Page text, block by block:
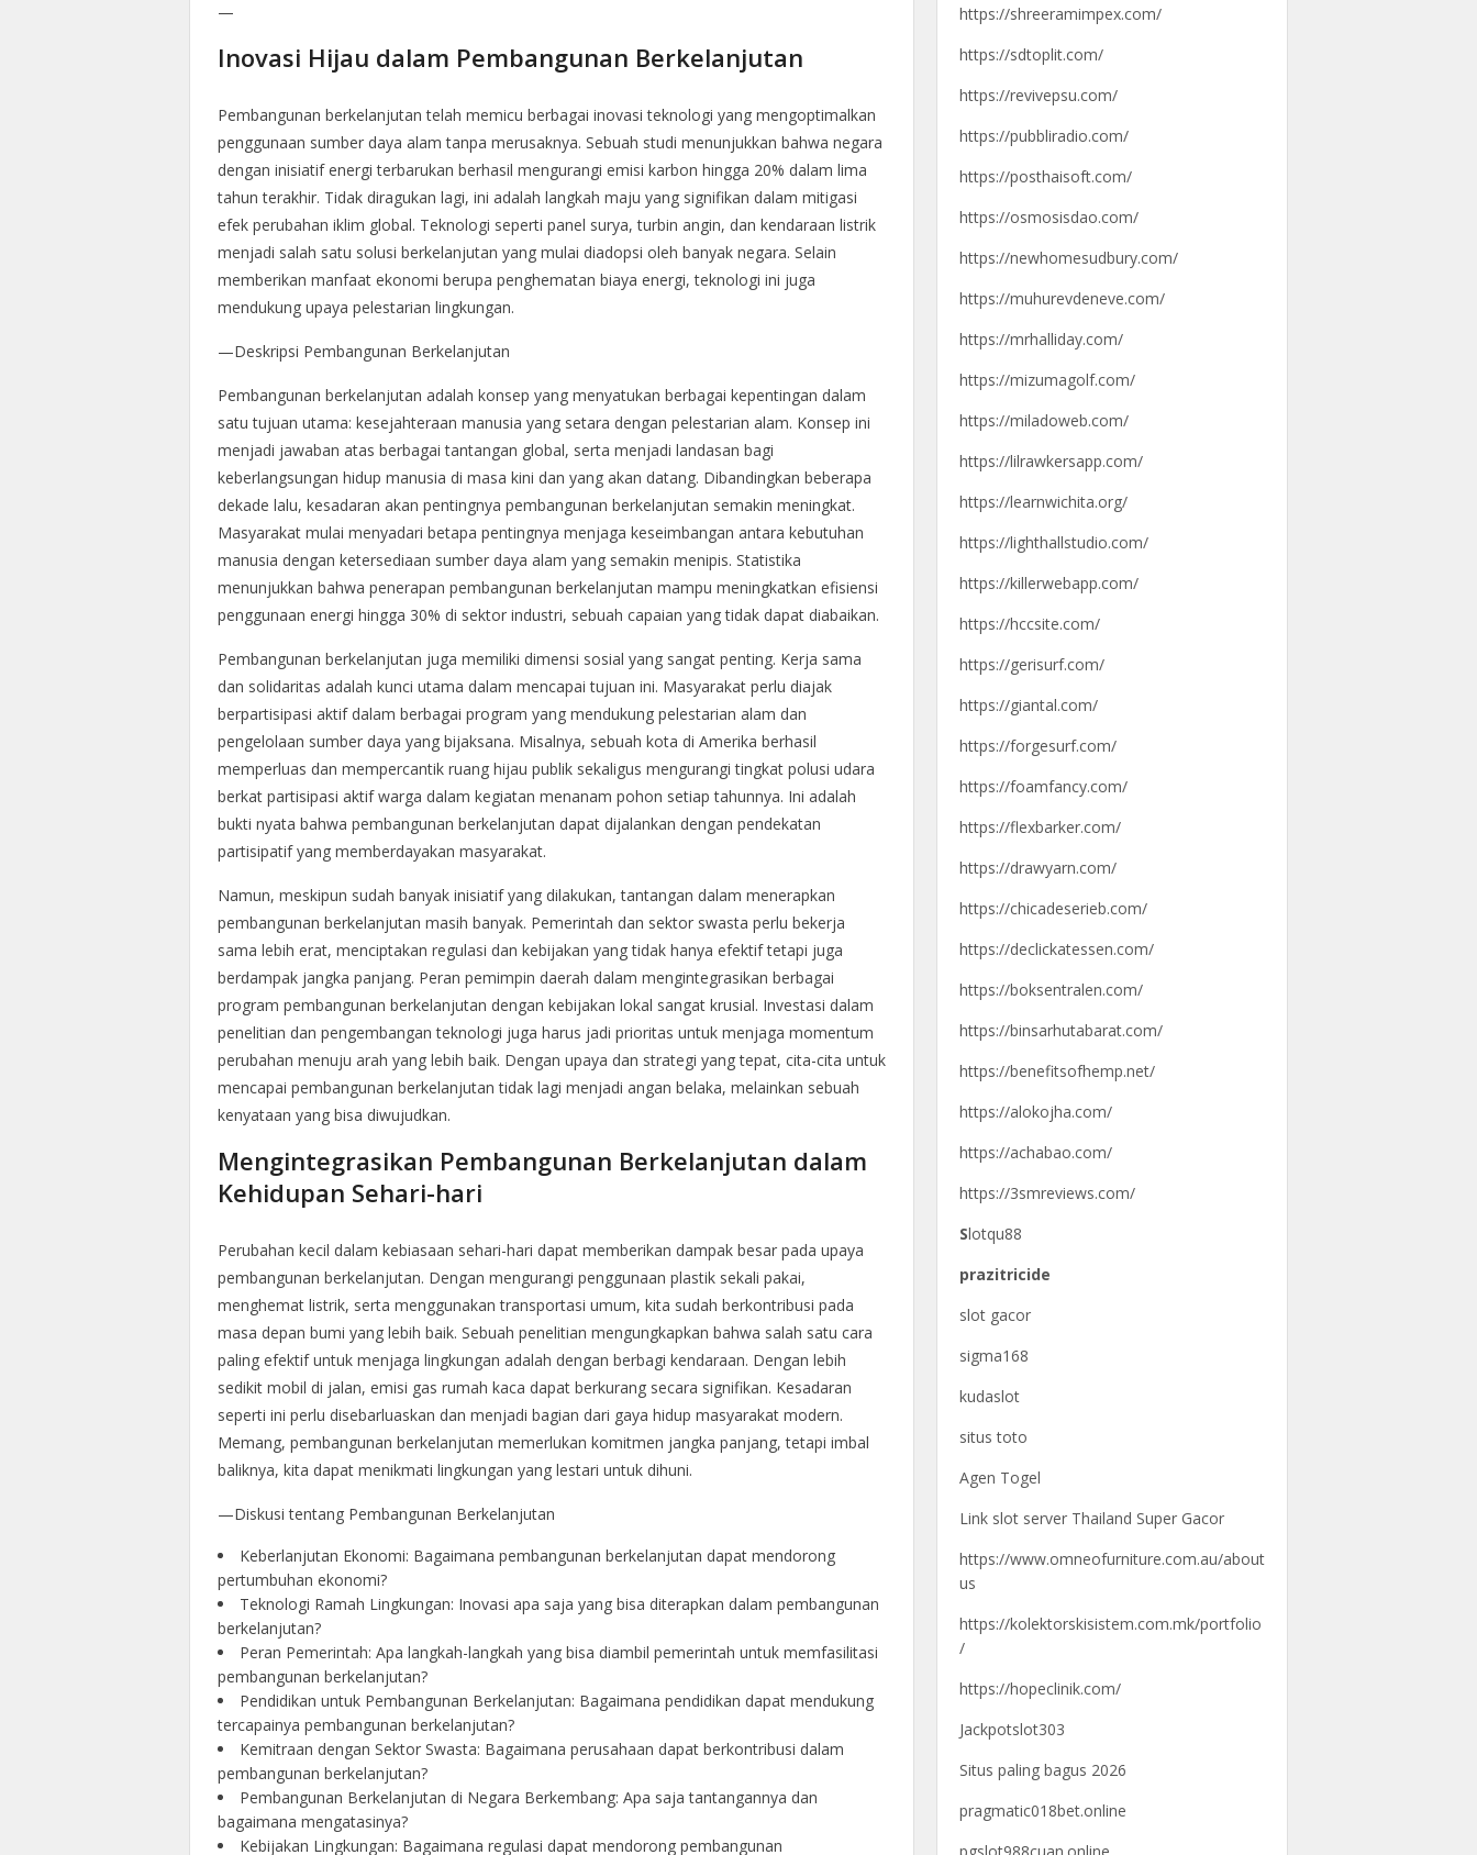
—
Inovasi Hijau dalam Pembangunan Berkelanjutan
Pembangunan berkelanjutan telah memicu berbagai inovasi teknologi yang mengoptimalkan
penggunaan sumber daya alam tanpa merusaknya. Sebuah studi menunjukkan bahwa negara
dengan inisiatif energi terbarukan berhasil mengurangi emisi karbon hingga 20% dalam lima
tahun terakhir. Tidak diragukan lagi, ini adalah langkah maju yang signifikan dalam mitigasi
efek perubahan iklim global. Teknologi seperti panel surya, turbin angin, dan kendaraan listrik
menjadi salah satu solusi berkelanjutan yang mulai diadopsi oleh banyak negara. Selain
memberikan manfaat ekonomi berupa penghematan biaya energi, teknologi ini juga
mendukung upaya pelestarian lingkungan.
—Deskripsi Pembangunan Berkelanjutan
Pembangunan berkelanjutan adalah konsep yang menyatukan berbagai kepentingan dalam
satu tujuan utama: kesejahteraan manusia yang setara dengan pelestarian alam. Konsep ini
menjadi jawaban atas berbagai tantangan global, serta menjadi landasan bagi
keberlangsungan hidup manusia di masa kini dan yang akan datang. Dibandingkan beberapa
dekade lalu, kesadaran akan pentingnya pembangunan berkelanjutan semakin meningkat.
Masyarakat mulai menyadari betapa pentingnya menjaga keseimbangan antara kebutuhan
manusia dengan ketersediaan sumber daya alam yang semakin menipis. Statistika
menunjukkan bahwa penerapan pembangunan berkelanjutan mampu meningkatkan efisiensi
penggunaan energi hingga 30% di sektor industri, sebuah capaian yang tidak dapat diabaikan.
Pembangunan berkelanjutan juga memiliki dimensi sosial yang sangat penting. Kerja sama
dan solidaritas adalah kunci utama dalam mencapai tujuan ini. Masyarakat perlu diajak
berpartisipasi aktif dalam berbagai program yang mendukung pelestarian alam dan
pengelolaan sumber daya yang bijaksana. Misalnya, sebuah kota di Amerika berhasil
memperluas dan mempercantik ruang hijau publik sekaligus mengurangi tingkat polusi udara
berkat partisipasi aktif warga dalam kegiatan menanam pohon setiap tahunnya. Ini adalah
bukti nyata bahwa pembangunan berkelanjutan dapat dijalankan dengan pendekatan
partisipatif yang memberdayakan masyarakat.
Namun, meskipun sudah banyak inisiatif yang dilakukan, tantangan dalam menerapkan
pembangunan berkelanjutan masih banyak. Pemerintah dan sektor swasta perlu bekerja
sama lebih erat, menciptakan regulasi dan kebijakan yang tidak hanya efektif tetapi juga
berdampak jangka panjang. Peran pemimpin daerah dalam mengintegrasikan berbagai
program pembangunan berkelanjutan dengan kebijakan lokal sangat krusial. Investasi dalam
penelitian dan pengembangan teknologi juga harus jadi prioritas untuk menjaga momentum
perubahan menuju arah yang lebih baik. Dengan upaya dan strategi yang tepat, cita-cita untuk
mencapai pembangunan berkelanjutan tidak lagi menjadi angan belaka, melainkan sebuah
kenyataan yang bisa diwujudkan.
Mengintegrasikan Pembangunan Berkelanjutan dalam
Kehidupan Sehari-hari
Perubahan kecil dalam kebiasaan sehari-hari dapat memberikan dampak besar pada upaya
pembangunan berkelanjutan. Dengan mengurangi penggunaan plastik sekali pakai,
menghemat listrik, serta menggunakan transportasi umum, kita sudah berkontribusi pada
masa depan bumi yang lebih baik. Sebuah penelitian mengungkapkan bahwa salah satu cara
paling efektif untuk menjaga lingkungan adalah dengan berbagi kendaraan. Dengan lebih
sedikit mobil di jalan, emisi gas rumah kaca dapat berkurang secara signifikan. Kesadaran
seperti ini perlu disebarluaskan dan menjadi bagian dari gaya hidup masyarakat modern.
Memang, pembangunan berkelanjutan memerlukan komitmen jangka panjang, tetapi imbal
baliknya, kita dapat menikmati lingkungan yang lestari untuk dihuni.
—Diskusi tentang Pembangunan Berkelanjutan
Keberlanjutan Ekonomi: Bagaimana pembangunan berkelanjutan dapat mendorong
pertumbuhan ekonomi?
Teknologi Ramah Lingkungan: Inovasi apa saja yang bisa diterapkan dalam pembangunan
berkelanjutan?
Peran Pemerintah: Apa langkah-langkah yang bisa diambil pemerintah untuk memfasilitasi
pembangunan berkelanjutan?
Pendidikan untuk Pembangunan Berkelanjutan: Bagaimana pendidikan dapat mendukung
tercapainya pembangunan berkelanjutan?
Kemitraan dengan Sektor Swasta: Bagaimana perusahaan dapat berkontribusi dalam
pembangunan berkelanjutan?
Pembangunan Berkelanjutan di Negara Berkembang: Apa saja tantangannya dan
bagaimana mengatasinya?
Kebijakan Lingkungan: Bagaimana regulasi dapat mendorong pembangunan
https://shreeramimpex.com/
https://sdtoplit.com/
https://revivepsu.com/
https://pubbliradio.com/
https://posthaisoft.com/
https://osmosisdao.com/
https://newhomesudbury.com/
https://muhurevdeneve.com/
https://mrhalliday.com/
https://mizumagolf.com/
https://miladoweb.com/
https://lilrawkersapp.com/
https://learnwichita.org/
https://lighthallstudio.com/
https://killerwebapp.com/
https://hccsite.com/
https://gerisurf.com/
https://giantal.com/
https://forgesurf.com/
https://foamfancy.com/
https://flexbarker.com/
https://drawyarn.com/
https://chicadeserieb.com/
https://declickatessen.com/
https://boksentralen.com/
https://binsarhutabarat.com/
https://benefitsofhemp.net/
https://alokojha.com/
https://achabao.com/
https://3smreviews.com/
Slotqu88
prazitricide
slot gacor
sigma168
kudaslot
situs toto
Agen Togel
Link slot server Thailand Super Gacor
https://www.omneofurniture.com.au/about
us
https://kolektorskisistem.com.mk/portfolio
/
https://hopeclinik.com/
Jackpotslot303
Situs paling bagus 2026
pragmatic018bet.online